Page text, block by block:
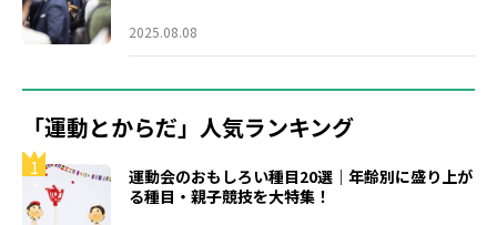
2025.08.08
「運動とからだ」人気ランキング
1
運動会のおもしろい種目20選｜年齢別に盛り上が
る種目・親子競技を大特集！